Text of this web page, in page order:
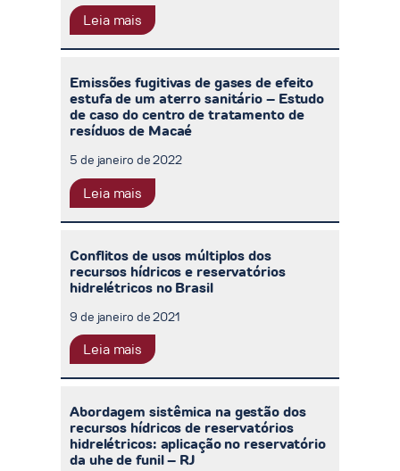
Leia mais
Emissões fugitivas de gases de efeito
estufa de um aterro sanitário – Estudo
de caso do centro de tratamento de
resíduos de Macaé
5 de janeiro de 2022
Leia mais
Conflitos de usos múltiplos dos
recursos hídricos e reservatórios
hidrelétricos no Brasil
9 de janeiro de 2021
Leia mais
Abordagem sistêmica na gestão dos
recursos hídricos de reservatórios
hidrelétricos: aplicação no reservatório
da uhe de funil – RJ